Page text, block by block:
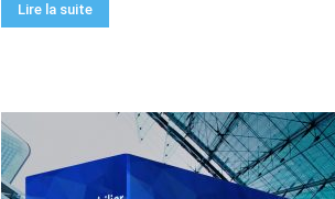
Lire la suite